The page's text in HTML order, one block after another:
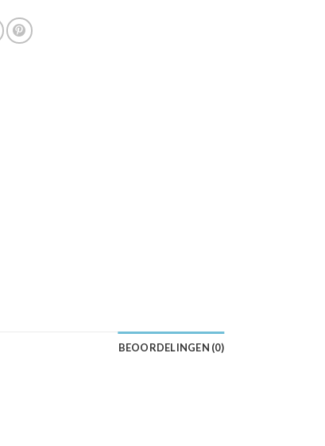
BEOORDELINGEN (0)